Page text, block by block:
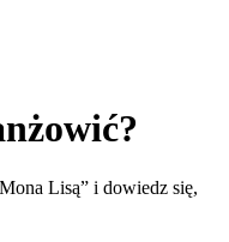
Lisą” i dowiedz się,